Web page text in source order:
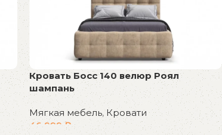
Кровать Босс 140 велюр Роял
шампань
Мягкая мебель, Кровати
46 999₽